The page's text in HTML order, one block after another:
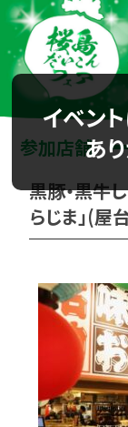
イベン
あ
参加店舗
黒豚・黒牛
らじま」(屋